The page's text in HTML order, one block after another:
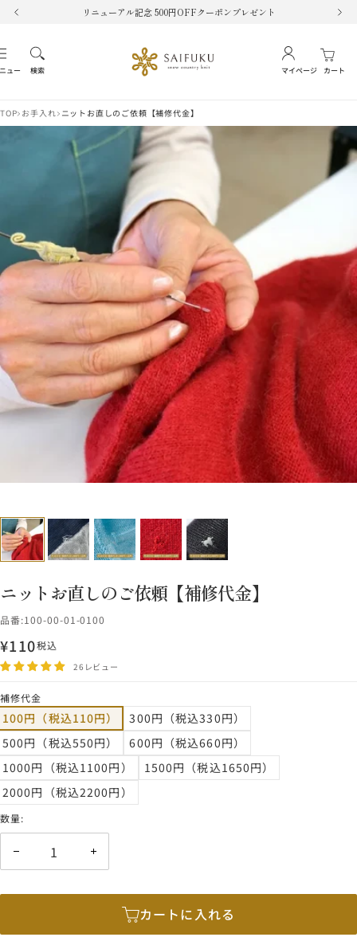
ン
ツ
ス
キ
戻
リニューアル記念 500円OFFクーポンプレゼント
次
ュー 検索
SAIFUKU
knit-
マイページ カート
TOP お手入れ ニットお直しのご依頼【補修代金】
ニットお直しのご依頼【補修代金】
品番:100-00-01-0100
セ
ー
価
格
¥110税込
26レビュー
補修代金
100円（税込110円）
300円（税込330円）
500円（税込550円）
600円（税込660円）
1000円（税込1100円）
1500円（税込1650円）
2000円（税込2200円）
数量:
を
数
を
カートに入れる